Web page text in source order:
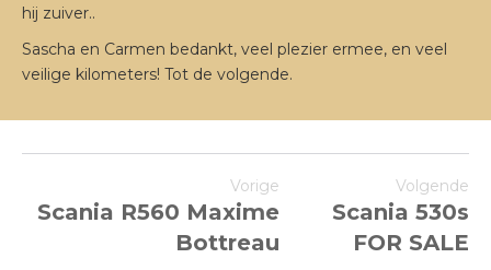
hij zuiver..
Sascha en Carmen bedankt, veel plezier ermee, en veel
veilige kilometers! Tot de volgende.
Vorige
Scania R560 Maxime
Bottreau
Volgende
Scania 530s
FOR SALE